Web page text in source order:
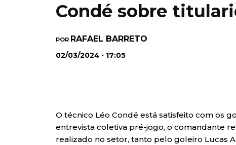
Condé sobre
POR RAFAEL BARRETO
02/03/2024 · 17:05
O técnico Léo Condé está satisfeito com os
entrevista coletiva pré-jogo, o comandante
realizado no setor, tanto pelo goleiro Lucas